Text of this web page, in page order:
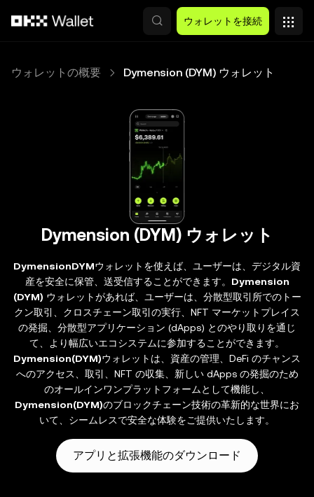
ウォレットを接続
ウォレットの概要 Dymension (DYM) ウォレット
Dymension (DYM) ウォレット
DymensionDYMウォレットを使えば、ユーザーは、デジタル資
産を安全に保管、送受信することができます。 Dymension
(DYM) ウォレットがあれば、ユーザーは、分散型取引所でのトー
クン取引、クロスチェーン取引の実行、NFT マーケットプレイス
の発掘、分散型アプリケーション (dApps) とのやり取りを通じ
て、より幅広いエコシステムに参加することができます。
Dymension(DYM)ウォレットは、資産の管理、DeFi のチャンス
へのアクセス、取引、NFT の収集、新しい dApps の発掘のため
のオールインワンプラットフォームとして機能し、
Dymension(DYM)のブロックチェーン技術の革新的な世界にお
いて、シームレスで安全な体験をご提供いたします。
アプリと拡張機能のダウンロード